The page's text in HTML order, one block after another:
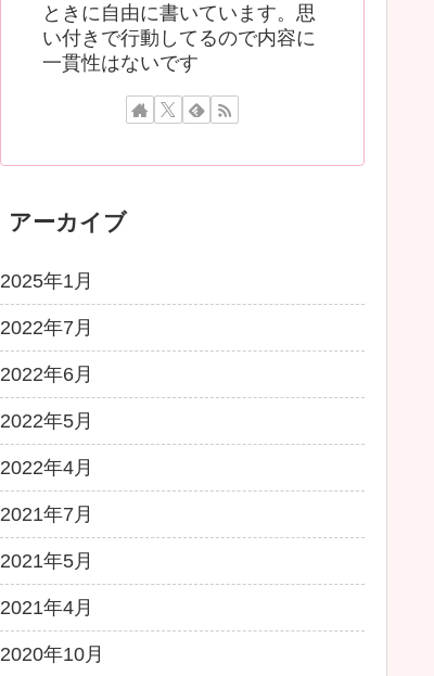
ときに自由に書いています。思
い付きで行動してるので内容に
一貫性はないです
アーカイブ
2025年1月
2022年7月
2022年6月
2022年5月
2022年4月
2021年7月
2021年5月
2021年4月
2020年10月